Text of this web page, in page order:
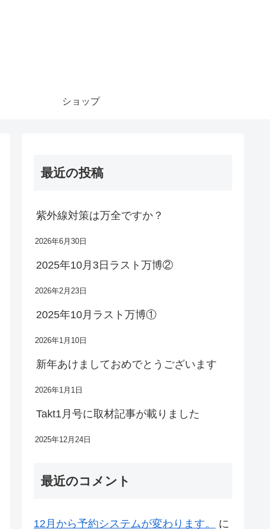
ショップ
最近の投稿
紫外線対策は万全ですか？
2026年6月30日
2025年10月3日ラスト万博②
2026年2月23日
2025年10月ラスト万博①
2026年1月10日
新年あけましておめでとうございます
2026年1月1日
Takt1月号に取材記事が載りました
2025年12月24日
最近のコメント
12月から予約システムが変わります。
に